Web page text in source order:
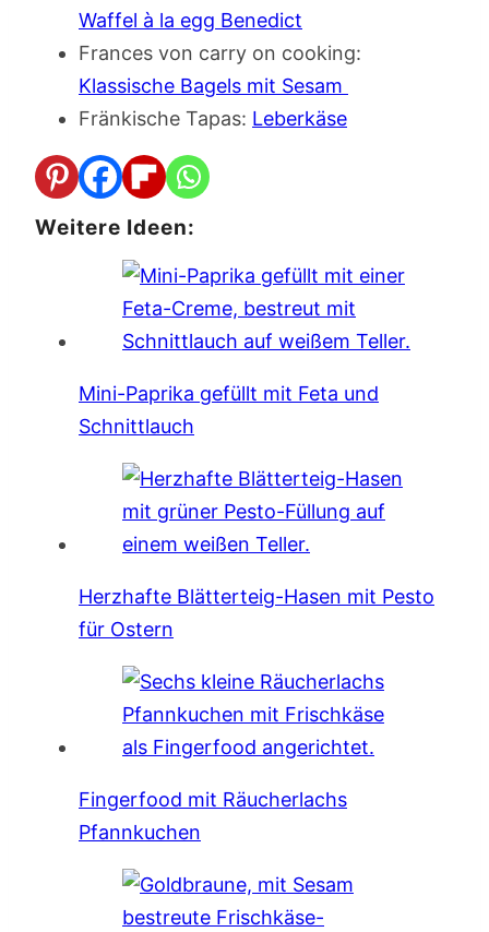
Waffel à la egg Benedict
Frances von carry on cooking:
Klassische Bagels mit Sesam
Fränkische Tapas: Leberkäse
Weitere Ideen:
Mini-Paprika gefüllt mit Feta und
Schnittlauch
Herzhafte Blätterteig-Hasen mit Pesto
für Ostern
Fingerfood mit Räucherlachs
Pfannkuchen